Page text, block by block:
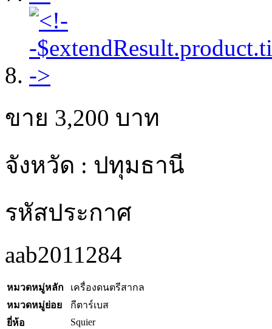
ขาย 3,200 บาท
จังหวัด : ปทุมธานี
รหัสประกาศ
aab2011284
หมวดหมู่หลัก
เครื่องดนตรีสากล
หมวดหมู่ย่อย
กีตาร์เบส
ยี่ห้อ
Squier